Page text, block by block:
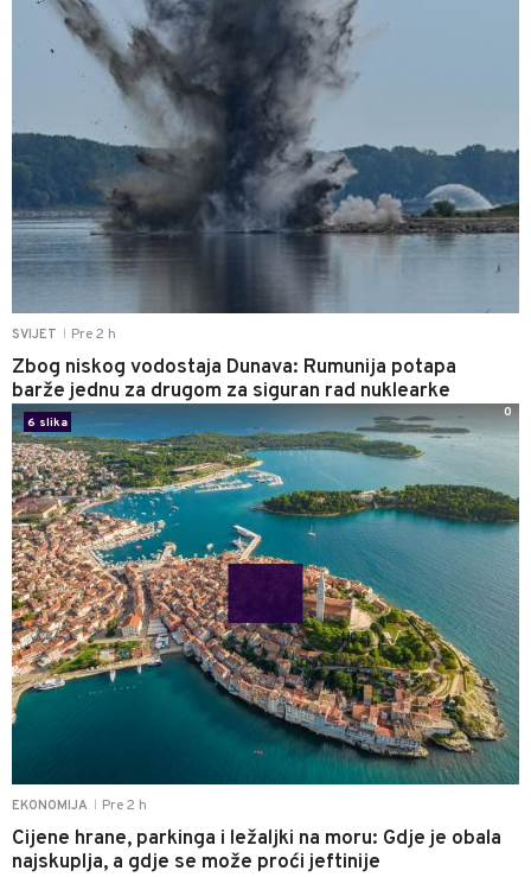
SVIJET Pre 2 h
Zbog niskog vodostaja Dunava: Rumunija potapa
barže jednu za drugom za siguran rad nuklearke
EKONOMIJA Pre 2 h
Cijene hrane, parkinga i ležaljki na moru: Gdje je obala
najskuplja, a gdje se može proći jeftinije
6 slika
0